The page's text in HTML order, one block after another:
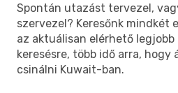
Spontán utazást tervezel,
szervezel? Keresőnk mindkét
az aktuálisan elérhető legjobb
keresésre, több idő arra,
csinálni Kuwait-ban.